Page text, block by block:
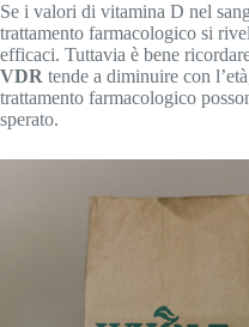
Se i valori di vitamina D nel
trattamento farmacologico si
efficaci. Tuttavia è bene
VDR tende a diminuire con
trattamento farmacologico
sperato.